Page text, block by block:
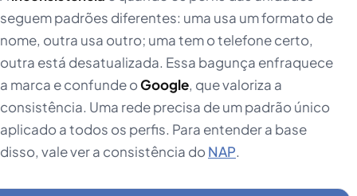
seguem padrões diferentes: uma usa um formato de
nome, outra usa outro; uma tem o telefone certo,
outra está desatualizada. Essa bagunça enfraquece
a marca e confunde oGoogle, que valoriza a
consistência. Uma rede precisa de um padrão único
aplicado a todos os perfis. Para entender a base
disso, vale ver a consistência doNAP.